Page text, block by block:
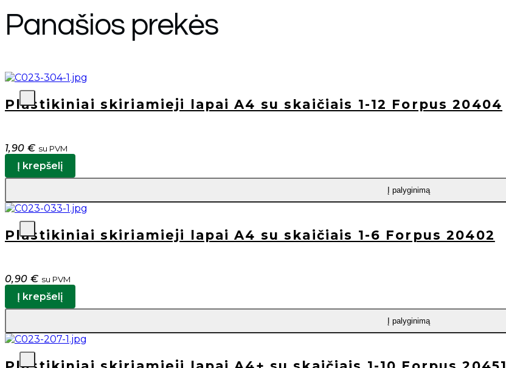
Panašios prekės
Plastikiniai skiriamieji lapai A4 su skaičiais 1-12 Forpus 20404
1,90€ su PVM
Į krepšelį
Į palyginimą
Plastikiniai skiriamieji lapai A4 su skaičiais 1-6 Forpus 20402
0,90€ su PVM
Į krepšelį
Į palyginimą